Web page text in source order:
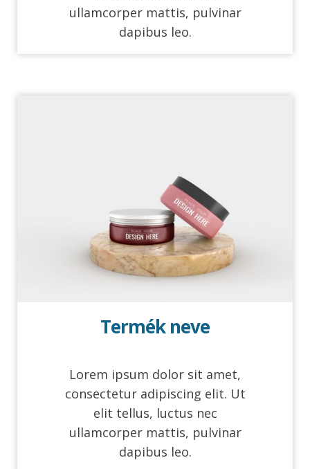
ullamcorper mattis, pulvinar
dapibus leo.
Termék neve
Lorem ipsum dolor sit amet,
consectetur adipiscing elit. Ut
elit tellus, luctus nec
ullamcorper mattis, pulvinar
dapibus leo.